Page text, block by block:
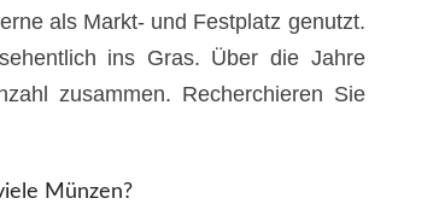
als Markt- und Festplatz genutzt.
ins Gras. Über die Jahre
zusammen. Recherchieren Sie
Münzen?